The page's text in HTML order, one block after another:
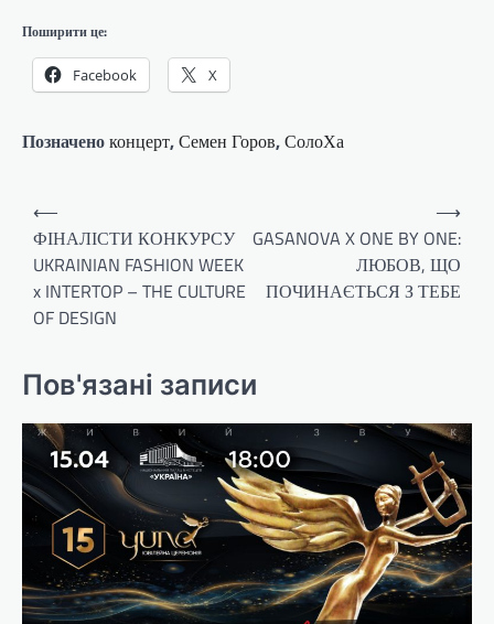
Поширити це:
Facebook X
Позначеноконцерт,Семен Горов,СолоХа
Навігація
записів
⟵
ФІНАЛІСТИ КОНКУРСУ
UKRAINIAN FASHION WEEK
x INTERTOP – THE CULTURE
OF DESIGN
GASANOVA X ONE BY ONE:
ЛЮБОВ, ЩО
ПОЧИНАЄТЬСЯ З ТЕБЕ
⟶
Пов'язані записи